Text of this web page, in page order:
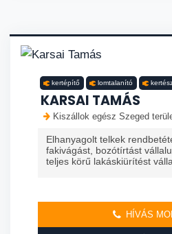
kertépítő lomtalanító
KARSAI TAMÁS
Kiszállok egész Szeged
Elhanyagolt telkek
fakivágást, bozótírtást
teljes körű lakáskiürítést
HÍVÁS